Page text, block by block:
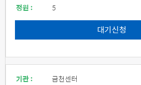
정원 :
5
대기신청
기관 :
금천센터